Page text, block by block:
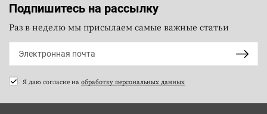
Подпишитесь на рассылку
Раз в неделю мы присылаем самые важные статьи
Я даю согласие на обработку персональных данных